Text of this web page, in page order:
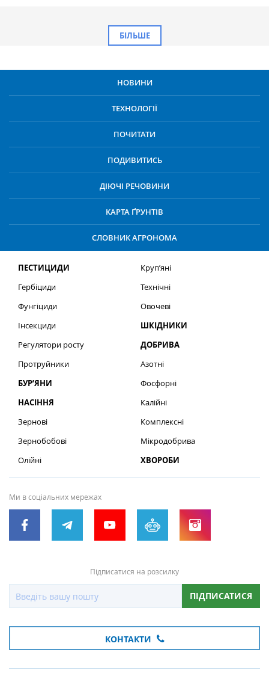
БІЛЬШЕ
НОВИНИ
ТЕХНОЛОГІЇ
ПОЧИТАТИ
ПОДИВИТИСЬ
ДІЮЧІ РЕЧОВИНИ
КАРТА ҐРУНТІВ
СЛОВНИК АГРОНОМА
ПЕСТИЦИДИ
Гербіциди
Фунгіциди
Інсекциди
Регулятори росту
Протруйники
БУР’ЯНИ
НАСІННЯ
Зернові
Зернобобові
Олійні
Круп’яні
Технічні
Овочеві
ШКІДНИКИ
ДОБРИВА
Азотні
Фосфорні
Калійні
Комплексні
Мікродобрива
ХВОРОБИ
Ми в соціальних мережах
Підписатися на розсилку
ПІДПИСАТИСЯ
КОНТАКТИ